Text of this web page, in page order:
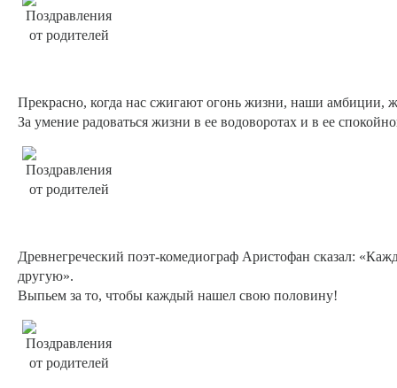
Прекрасно, когда нас сжигают огонь жизни, наши амбиции,
За умение радоваться жизни в ее водоворотах и в ее
Древнегреческий поэт-комедиограф Аристофан сказал:
другую».
Выпьем за то, чтобы каждый нашел свою половину!